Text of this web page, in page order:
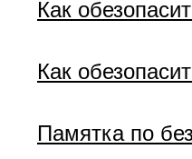
Как
Как
Памятка по